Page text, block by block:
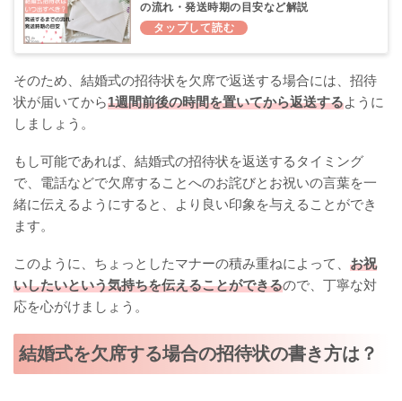
の流れ・発送時期の目安など解説
そのため、結婚式の招待状を欠席で返送する場合には、招待
状が届いてから1週間前後の時間を置いてから返送するように
しましょう。
もし可能であれば、結婚式の招待状を返送するタイミング
で、電話などで欠席することへのお詫びとお祝いの言葉を一
緒に伝えるようにすると、より良い印象を与えることができ
ます。
このように、ちょっとしたマナーの積み重ねによって、 お祝
いしたいという気持ちを伝えることができるので、丁寧な対
応を心がけましょう。
結婚式を欠席する場合の招待状の書き方は？